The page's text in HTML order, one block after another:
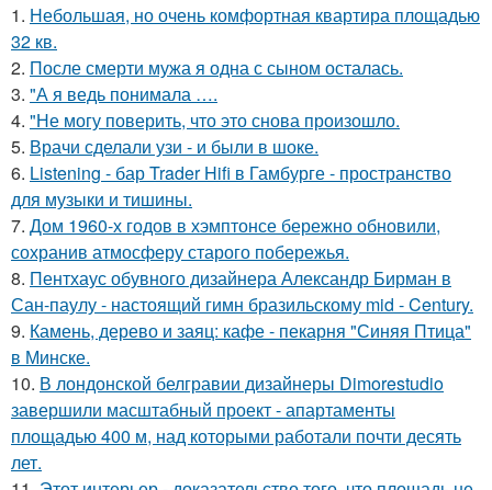
1. Небольшая, но очень комфортная квартира площадью
32 кв.
2. После смерти мужа я одна с сыном осталась.
3. "А я ведь понимала ….
4. "Не могу поверить, что это снова произошло.
5. Врачи сделали узи - и были в шоке.
6. Listening - бар Trader Hifi в Гамбурге - пространство
для музыки и тишины.
7. Дом 1960-х годов в хэмптонсе бережно обновили,
сохранив атмосферу старого побережья.
8. Пентхаус обувного дизайнера Александр Бирман в
Сан-паулу - настоящий гимн бразильскому mid - Century.
9. Камень, дерево и заяц: кафе - пекарня "Синяя Птица"
в Минске.
10. В лондонской белгравии дизайнеры Dimorestudio
завершили масштабный проект - апартаменты
площадью 400 м, над которыми работали почти десять
лет.